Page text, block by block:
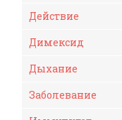
Действие
Димексид
Дыхание
Заболевание